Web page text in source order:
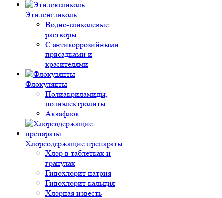
Этиленгликоль
Водно-гликолевые
растворы
С антикоррозийными
присадками и
красителями
Флокулянты
Полиакриламиды,
полиэлектролиты
Аквафлок
Хлорсодержащие препараты
Хлор в таблетках и
гранулах
Гипохлорит натрия
Гипохлорит кальция
Хлорная известь